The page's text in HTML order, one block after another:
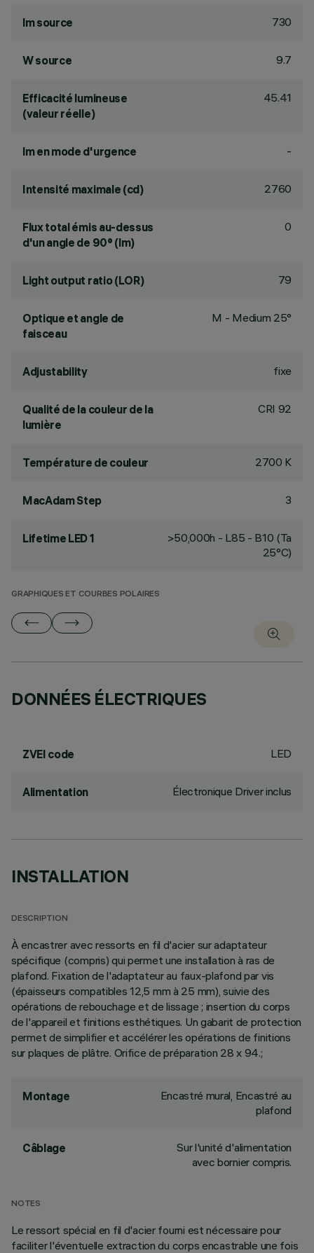
lm source 730
W source 9.7
Efficacité lumineuse
(valeur réelle)
45.41
lm en mode d'urgence -
Intensité maximale (cd) 2760
Flux total émis au-dessus
d'un angle de 90° (lm)
0
Light output ratio (LOR) 79
Optique et angle de
faisceau
M - Medium 25°
Adjustability fixe
Qualité de la couleur de la
lumière
CRI 92
Température de couleur 2700 K
MacAdam Step 3
Lifetime LED 1
>50,000h - L85 - B10 (Ta
25°C)
GRAPHIQUES ET COURBES POLAIRES
DONNÉES ÉLECTRIQUES
ZVEI code LED
Alimentation Électronique Driver inclus
INSTALLATION
DESCRIPTION
À encastrer avec ressorts en fil d'acier sur adaptateur
spécifique (compris) qui permet une installation à ras de
plafond. Fixation de l'adaptateur au faux-plafond par vis
(épaisseurs compatibles 12,5 mm à 25 mm), suivie des
opérations de rebouchage et de lissage ; insertion du corps
de l'appareil et finitions esthétiques. Un gabarit de protection
permet de simplifier et accélérer les opérations de finitions
sur plaques de plâtre. Orifice de préparation 28 x 94.;
Montage
Encastré mural, Encastré au
plafond
Câblage
Sur l'unité d'alimentation
avec bornier compris.
NOTES
Le ressort spécial en fil d'acier fourni est nécessaire pour
faciliter l'éventuelle extraction du corps encastrable une fois